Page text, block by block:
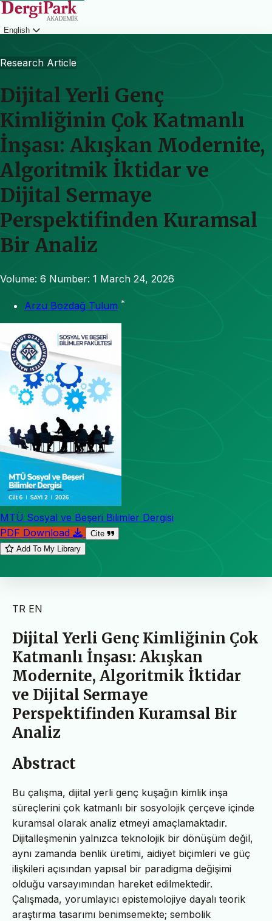
English
Research Article
Dijital Yerli Genç
Kimliğinin Çok Katmanlı
İnşası: Akışkan Modernite,
Algoritmik İktidar ve
Dijital Sermaye
Perspektifinden Kuramsal
Bir Analiz
Volume: 6 Number: 1 March 24, 2026
Arzu Bozdağ Tulum *
MTÜ Sosyal ve Beşeri Bilimler Dergisi
PDF Download
Cite
Add To My Library
TR EN
Dijital Yerli Genç Kimliğinin Çok
Katmanlı İnşası: Akışkan
Modernite, Algoritmik İktidar
ve Dijital Sermaye
Perspektifinden Kuramsal Bir
Analiz
Abstract
Bu çalışma, dijital yerli genç kuşağın kimlik inşa
süreçlerini çok katmanlı bir sosyolojik çerçeve içinde
kuramsal olarak analiz etmeyi amaçlamaktadır.
Dijitalleşmenin yalnızca teknolojik bir dönüşüm değil,
aynı zamanda benlik üretimi, aidiyet biçimleri ve güç
ilişkileri açısından yapısal bir paradigma değişimi
olduğu varsayımından hareket edilmektedir.
Çalışmada, yorumlayıcı epistemolojiye dayalı teorik
araştırma tasarımı benimsemekte; sembolik